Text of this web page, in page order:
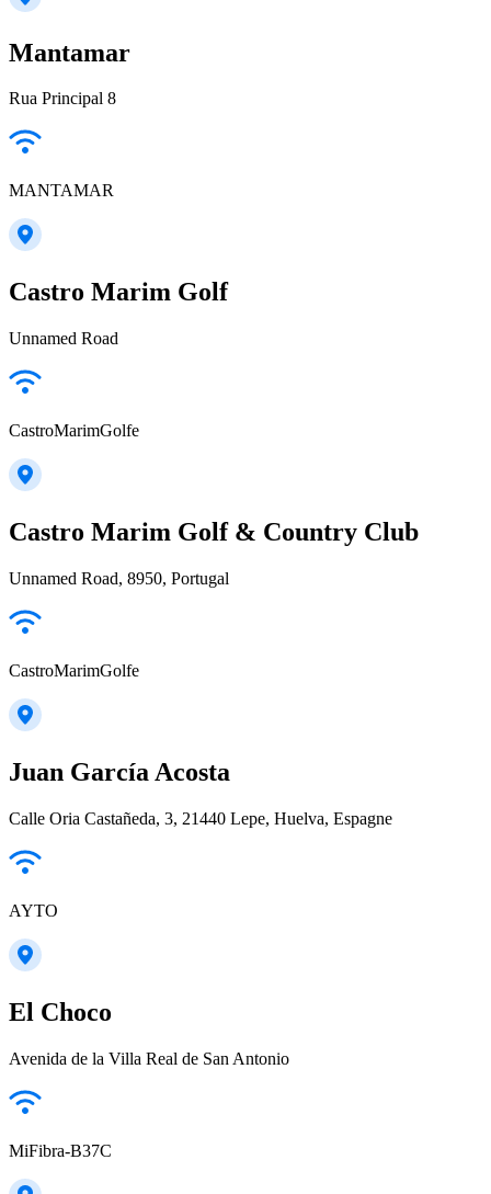
Mantamar
Rua Principal 8
MANTAMAR
Castro Marim Golf
Unnamed Road
CastroMarimGolfe
Castro Marim Golf & Country Club
Unnamed Road, 8950, Portugal
CastroMarimGolfe
Juan García Acosta
Calle Oria Castañeda, 3, 21440 Lepe, Huelva, Espagne
AYTO
El Choco
Avenida de la Villa Real de San Antonio
MiFibra-B37C